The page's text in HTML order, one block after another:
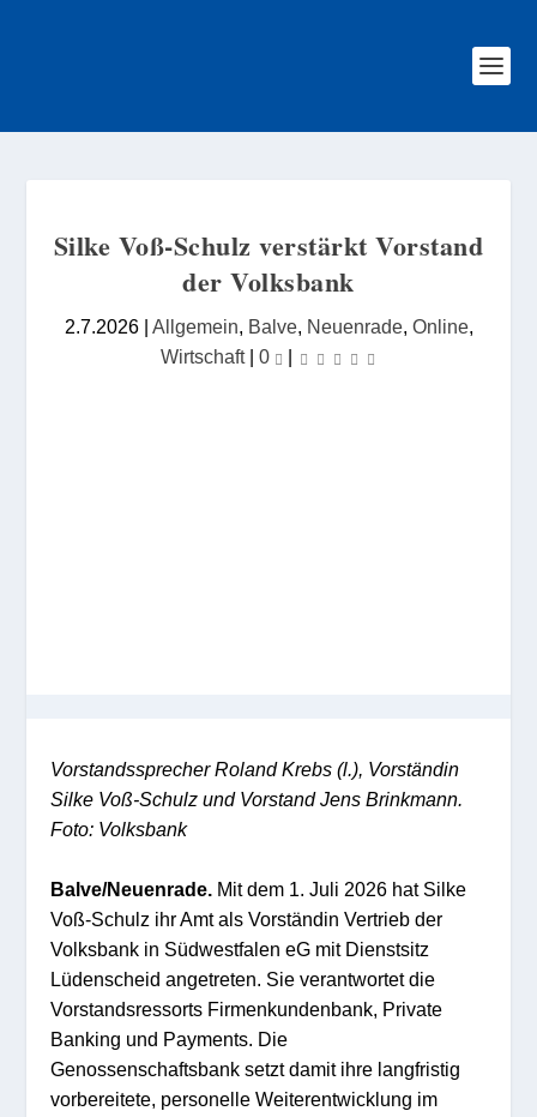
Silke Voß-Schulz verstärkt Vorstand
der Volksbank
2.7.2026| Allgemein, Balve, Neuenrade, Online,
Wirtschaft| 0 |
Vorstandssprecher Roland Krebs (l.), Vorständin
Silke Voß-Schulz und Vorstand Jens Brinkmann.
Foto: Volksbank
Balve/Neuenrade. Mit dem 1. Juli 2026 hat Silke
Voß-Schulz ihr Amt als Vorständin Vertrieb der
Volksbank in Südwestfalen eG mit Dienstsitz
Lüdenscheid angetreten. Sie verantwortet die
Vorstandsressorts Firmenkundenbank, Private
Banking und Payments. Die
Genossenschaftsbank setzt damit ihre langfristig
vorbereitete, personelle Weiterentwicklung im